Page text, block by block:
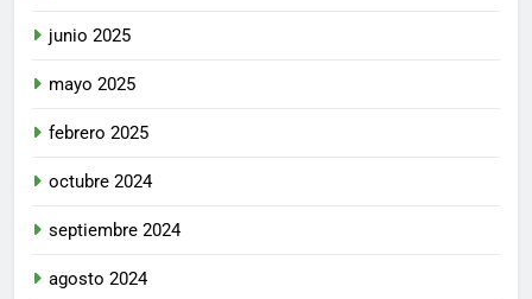
junio 2025
mayo 2025
febrero 2025
octubre 2024
septiembre 2024
agosto 2024